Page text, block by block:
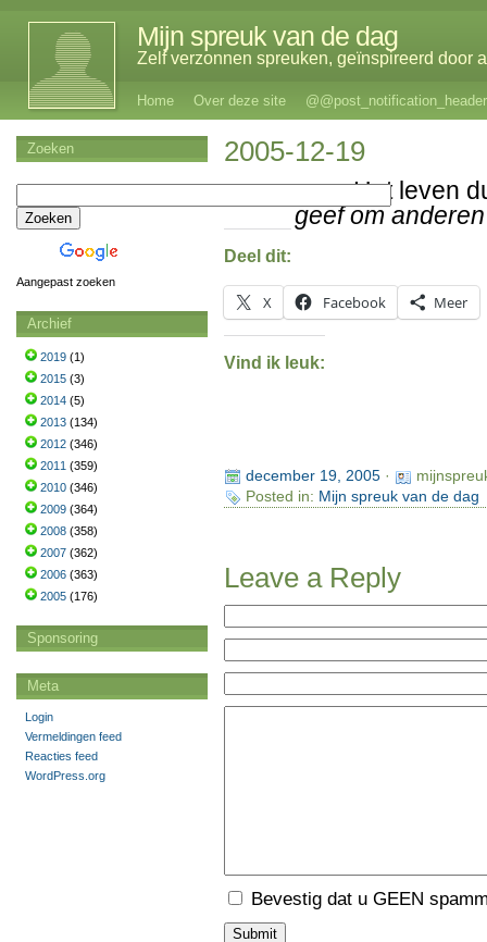
Mijn spreuk van de dag
Zelf verzonnen spreuken, geïnspireerd door
Home Over deze site @@post_notification_header
2005-12-19
Het leven
geef om anderen
Deel dit:
X Facebook Meer
Vind ik leuk:
december 19, 2005·
Posted in: Mijn spreuk van de dag
Leave a Reply
Bevestig dat u GEEN
Zoeken
Aangepast zoeken
Archief
2019 (1)
2015 (3)
2014 (5)
2013 (134)
2012 (346)
2011 (359)
2010 (346)
2009 (364)
2008 (358)
2007 (362)
2006 (363)
2005 (176)
Sponsoring
Meta
Login
Vermeldingen feed
Reacties feed
WordPress.org